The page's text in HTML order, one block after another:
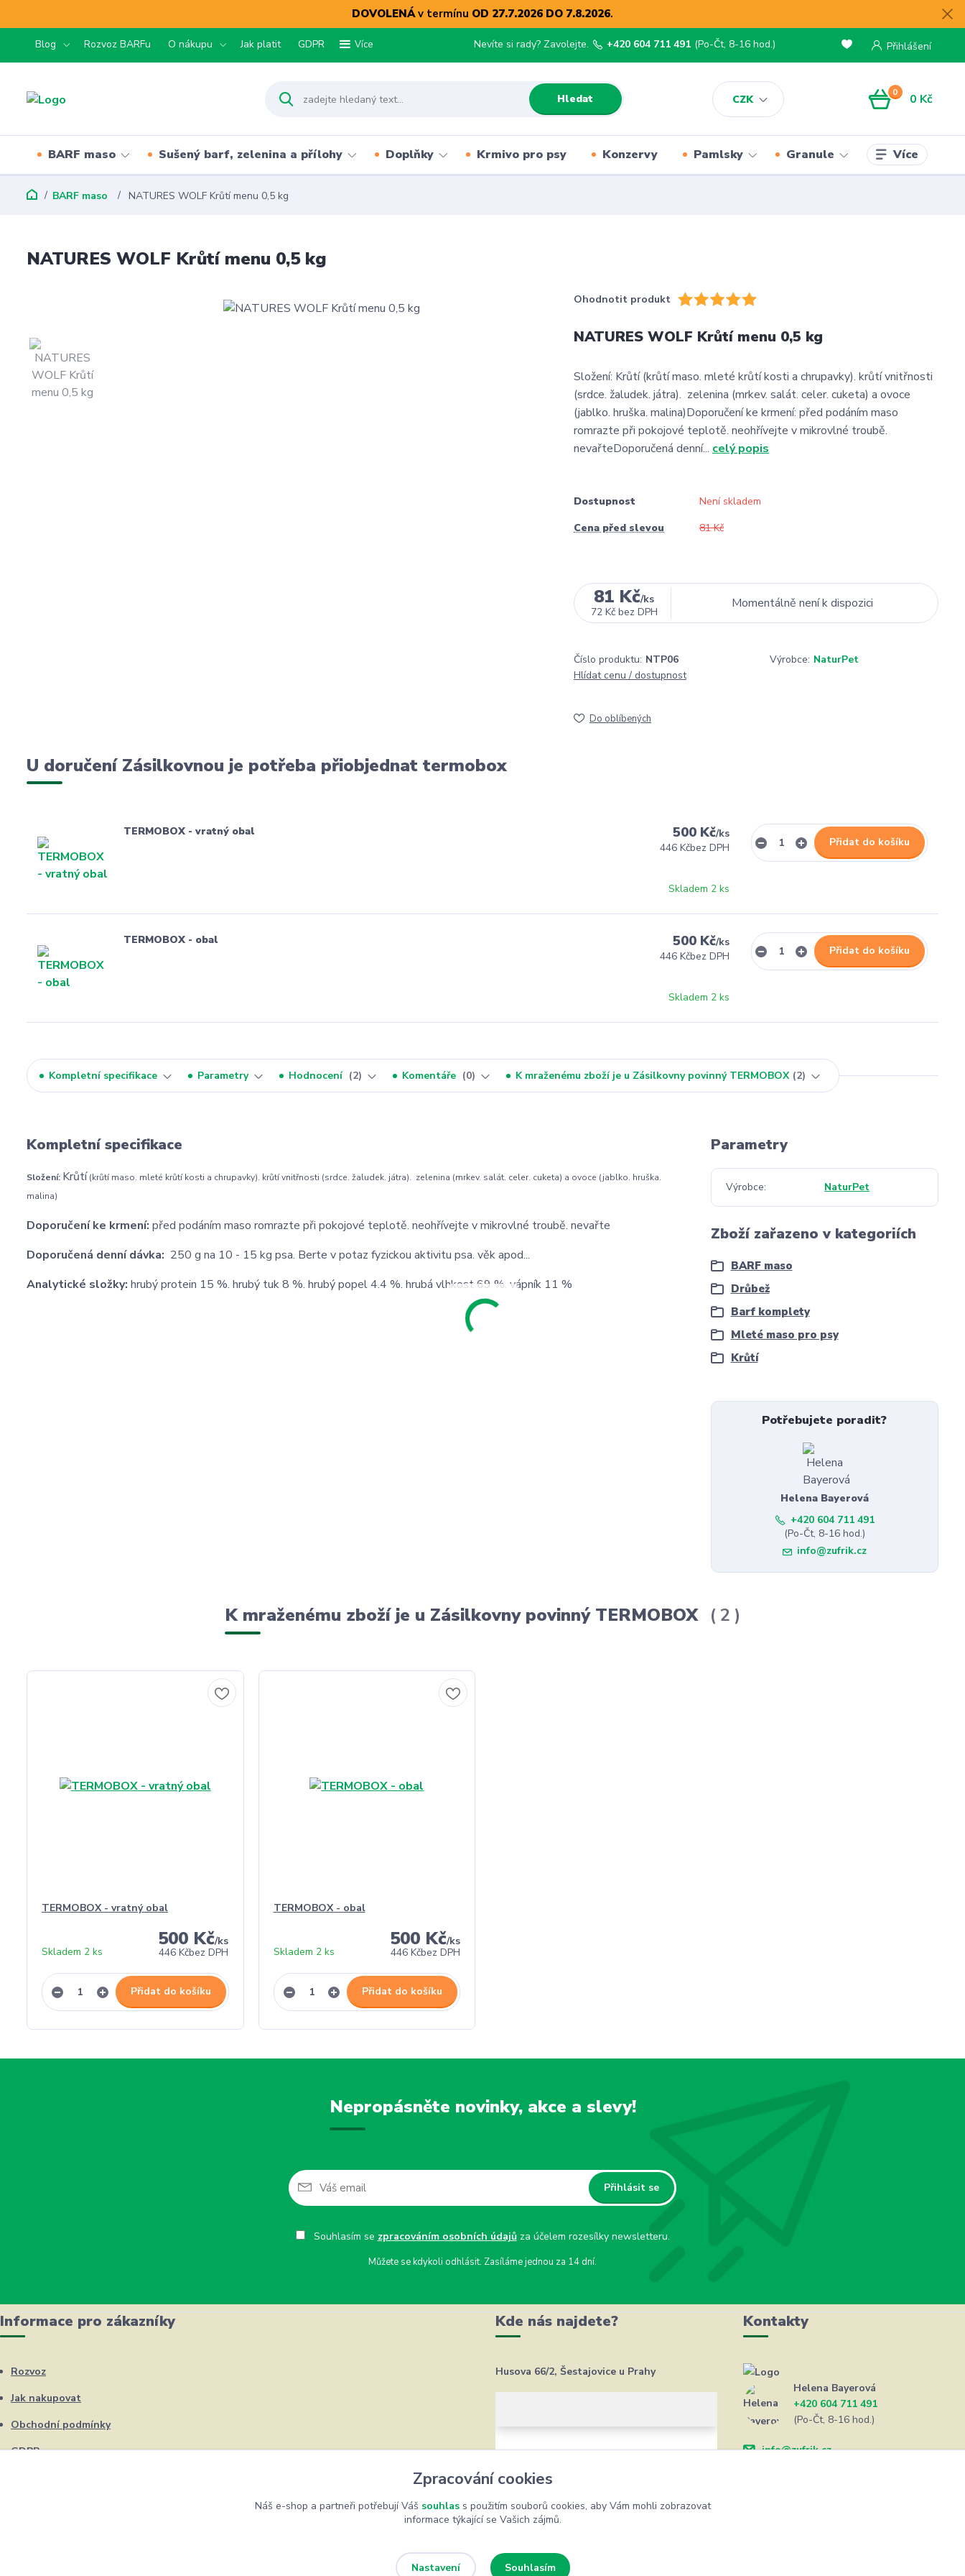
DOVOLENÁv termínu OD 27.7.2026 DO 7.8.2026.
Blog Rozvoz BARFu O nákupu Jak platit GDPR Více
CZK
Přihlášení
Hledat
Nevíte si rady? Zavolejte. +420 604 711 491 (Po-Čt, 8-16 hod.)
0 0 Kč
BARF maso Sušený barf, zelenina a přílohy Doplňky Krmivo pro psy Konzervy Pamlsky Granule Více
BARF maso NATURES WOLF Krůtí menu 0,5 kg
NATURES WOLF Krůtí menu 0,5 kg
Ohodnotit produkt
NATURES WOLF Krůtí menu 0,5 kg
Složení: Krůtí (krůtí maso. mleté krůtí kosti a chrupavky). krůtí vnitřnosti
(srdce. žaludek. játra). zelenina (mrkev. salát. celer. cuketa) a ovoce
(jablko. hruška. malina)Doporučení ke krmení: před podáním maso
romrazte při pokojové teplotě. neohřívejte v mikrovlné troubě.
nevařteDoporučená denní... celý popis
Dostupnost
Není skladem
Cena před slevou
81 Kč
81 Kč/ks
72 Kč bez DPH
Momentálně není k dispozici
Číslo produktu: NTP06 Výrobce: NaturPet
Hlídat cenu / dostupnost
Do oblíbených
U doručení Zásilkovnou je potřeba přiobjednat termobox
TERMOBOX - vratný obal 500 Kč/ks
446 Kčbez DPH
Skladem 2 ks
Přidat do košíku
TERMOBOX - obal 500 Kč/ks
446 Kčbez DPH
Skladem 2 ks
Přidat do košíku
Kompletní specifikace Parametry Hodnocení 2 Komentáře 0 K mraženému zboží je u Zásilkovny povinný TERMOBOX 2
Kompletní specifikace
Složení: Krůtí (krůtí maso. mleté krůtí kosti a chrupavky). krůtí vnitřnosti (srdce. žaludek. játra). zelenina (mrkev. salát. celer. cuketa) a ovoce (jablko. hruška.
malina)
Doporučení ke krmení: před podáním maso romrazte při pokojové teplotě. neohřívejte v mikrovlné troubě. nevařte
Doporučená denní dávka: 250 g na 10 - 15 kg psa. Berte v potaz fyzickou aktivitu psa. věk apod...
Analytické složky: hrubý protein 15 %. hrubý tuk 8 %. hrubý popel 4.4 %. hrubá vlhkost 69 %. vápník 11 %
Parametry
Výrobce NaturPet
Zboží zařazeno v kategoriích
BARF maso
Drůbež
Barf komplety
Mleté maso pro psy
Krůtí
Potřebujete poradit?
Helena Bayerová
+420 604 711 491
(Po-Čt, 8-16 hod.)
info@zufrik.cz
K mraženému zboží je u Zásilkovny povinný TERMOBOX 2
TERMOBOX - vratný obal
500 Kč/ks
446 Kčbez DPH
Skladem 2 ks
Přidat do košíku
TERMOBOX - obal
500 Kč/ks
446 Kčbez DPH
Skladem 2 ks
Přidat do košíku
Nepropásněte novinky, akce a slevy!
Přihlásit se
Souhlasím se zpracováním osobních údajůza účelem rozesílky newsletteru.
Můžete se kdykoli odhlásit. Zasíláme jednou za 14 dní.
Informace pro zákazníky
Rozvoz
Jak nakupovat
Obchodní podmínky
GDPR
Kde nás najdete?
Husova 66/2, Šestajovice u Prahy
Kontakty
Helena Bayerová
+420 604 711 491
(Po-Čt, 8-16 hod.)
info@zufrik.cz
Zpracování cookies
Náš e-shop a partneři potřebují Váš souhlass použitím souborů cookies, aby Vám mohli zobrazovat
informace týkající se Vašich zájmů.
Nastavení Souhlasím